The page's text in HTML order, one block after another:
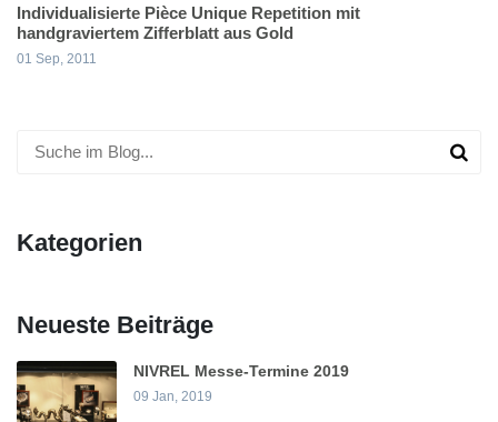
Individualisierte Pièce Unique Repetition mit
handgraviertem Zifferblatt aus Gold
01 Sep, 2011
Kategorien
Neueste Beiträge
NIVREL Messe-Termine 2019
09 Jan, 2019